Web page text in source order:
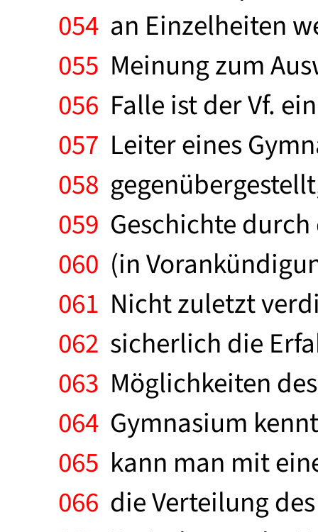
054 an Einzelheiten
055 Meinung zum
056 Falle ist der Vf.
057 Leiter eines
058
059 Geschichte
060 (in
061 Nicht zuletzt
062 sicherlich die
063 Möglichkeiten
064 Gymnasium
065 kann man mit
066 die Verteilung